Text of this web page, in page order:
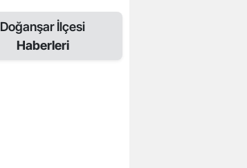
Doğanşar İlçesi
Haberleri